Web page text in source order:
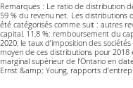
Remarques : Le ratio de distribution
59 % du revenu net. Les distributions
été catégorisés comme suit : autres
capital, 11,8 %; remboursement du
2020, le taux d’imposition des
moyen de ces distributions pour 2018
marginal supérieur de l’Ontario en
Ernst &amp; Young, rapports